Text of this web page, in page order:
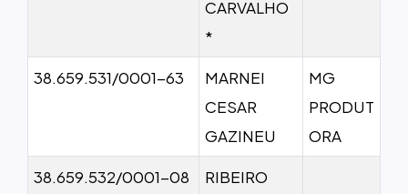
CARVALHO
*
38.659.531/0001-63
MARNEI
CESAR
GAZINEU
MG
PRODUT
ORA
38.659.532/0001-08
RIBEIRO